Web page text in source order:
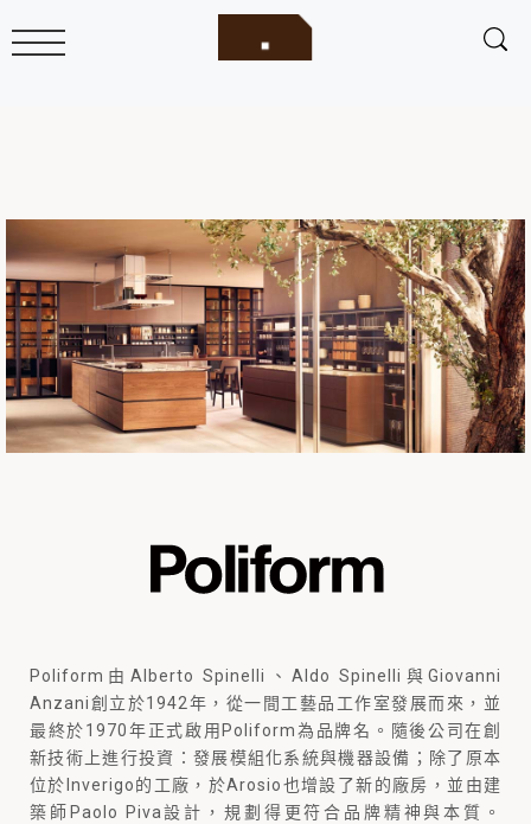
Poliform由Alberto Spinelli、Aldo Spinelli與Giovanni
Anzani創立於1942年，從一間工藝品工作室發展而來，並
最終於1970年正式啟用Poliform為品牌名。隨後公司在創
新技術上進行投資：發展模組化系統與機器設備；除了原本
位於Inverigo的工廠，於Arosio也增設了新的廠房，並由建
築師Paolo Piva設計，規劃得更符合品牌精神與本質。